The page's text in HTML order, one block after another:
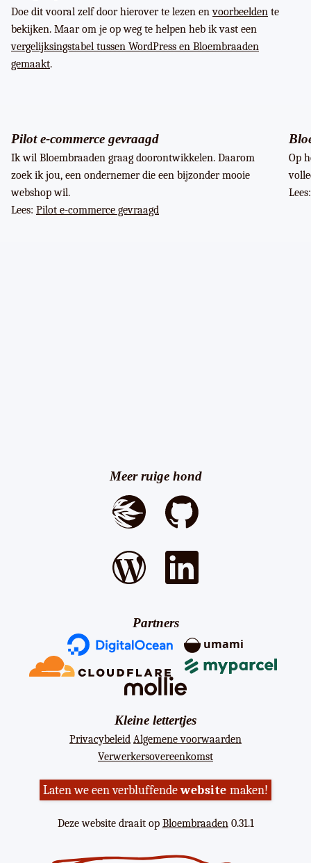
Doe dit vooral zelf door hierover te lezen envoorbeelden te
bekijken. Maar om je op weg te helpen heb ik vast een
vergelijksingstabel tussen WordPress en Bloembraaden
gemaakt.
Pilot e-commerce gevraagd
Ik wil Bloembraaden graag doorontwikkelen. Daarom
zoek ik jou, een ondernemer die een bijzonder mooie
webshop wil.
Lees: Pilot e-commerce gevraagd
Op
Meer ruige hond
Partners
umami
Kleine lettertjes
Privacybeleid Algemene voorwaarden
Verwerkersovereenkomst
Laten we een verbluffendewebsite maken!
Deze website draait op Bloembraaden 0.31.1